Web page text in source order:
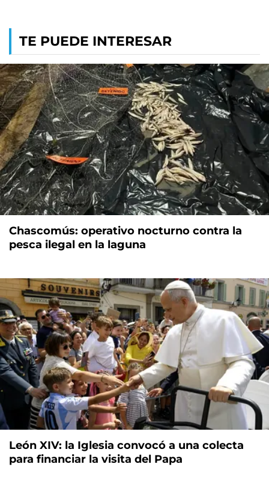
TE PUEDE INTERESAR
Chascomús: operativo nocturno contra la
pesca ilegal en la laguna
León XIV: la Iglesia convocó a una colecta
para financiar la visita del Papa